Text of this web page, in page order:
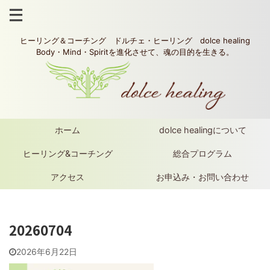
ヒーリング＆コーチング ドルチェ・ヒーリング dolce healing
Body・Mind・Spiritを進化させて、魂の目的を生きる。
ホーム dolce healingについて
ヒーリング&コーチング 総合プログラム
アクセス お申込み・お問い合わせ
20260704
2026年6月22日